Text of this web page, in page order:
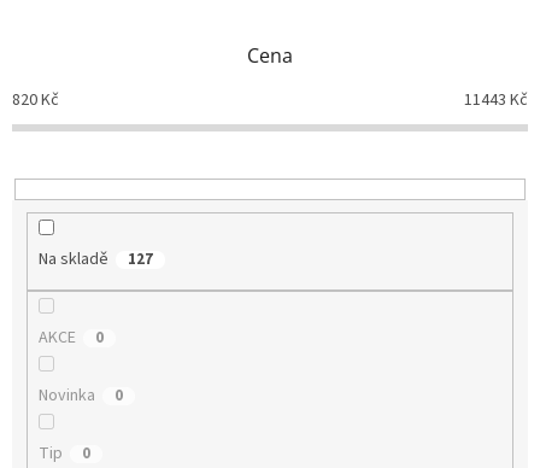
o
d
k
t
Cena
820Kč 11443 Kč
Na skladě 127
AKCE 0
Novinka 0
Tip 0